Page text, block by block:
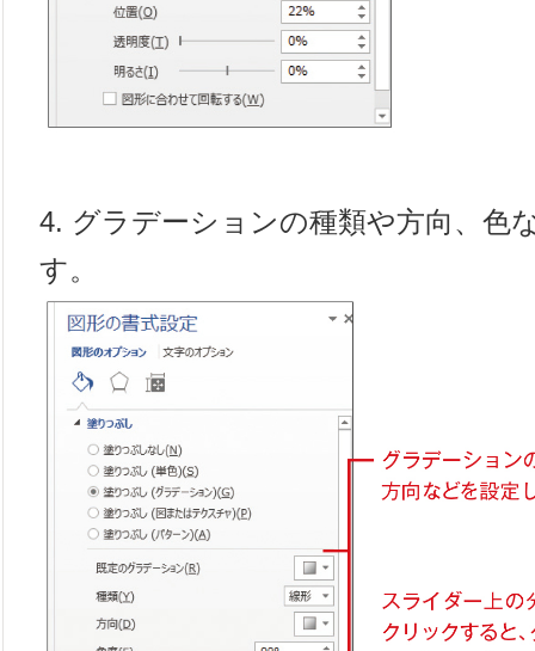
4. グラデーションの種類や方向、色
す。